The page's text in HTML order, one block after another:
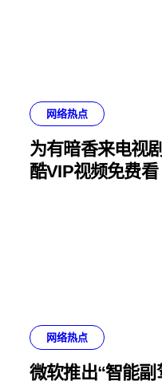
网络热点
为有暗香来电视
酷VIP视频免费看
网络热点
微软推出“智能